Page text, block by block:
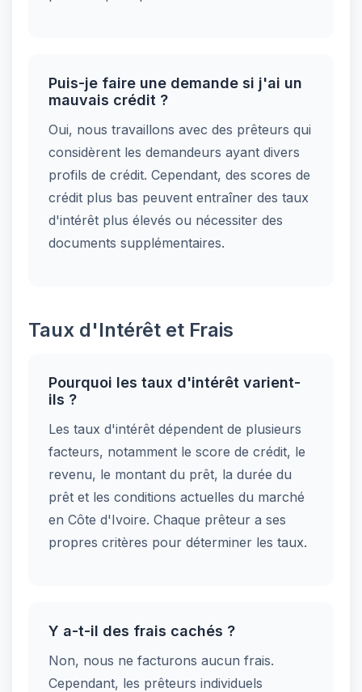
Puis-je faire une demande si j'ai un
mauvais crédit ?
Oui, nous travaillons avec des prêteurs qui
considèrent les demandeurs ayant divers
profils de crédit. Cependant, des scores de
crédit plus bas peuvent entraîner des taux
d'intérêt plus élevés ou nécessiter des
documents supplémentaires.
Taux d'Intérêt et Frais
Pourquoi les taux d'intérêt varient-
ils ?
Les taux d'intérêt dépendent de plusieurs
facteurs, notamment le score de crédit, le
revenu, le montant du prêt, la durée du
prêt et les conditions actuelles du marché
en Côte d'Ivoire. Chaque prêteur a ses
propres critères pour déterminer les taux.
Y a-t-il des frais cachés ?
Non, nous ne facturons aucun frais.
Cependant, les prêteurs individuels